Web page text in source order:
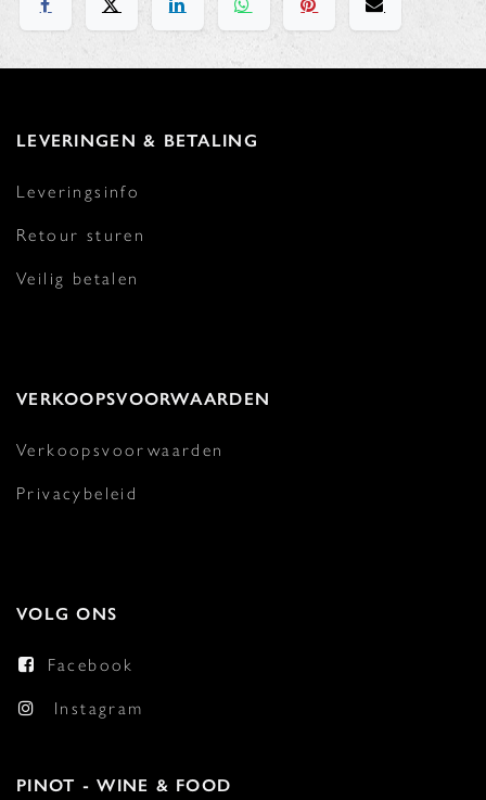
LEVERINGEN & BETALING
Leveringsinfo
Retour sturen
Veilig betalen
VERKOOPSVOORWAARDEN
Verkoopsvoorwaarden
Privacybeleid
VOLG ONS
Facebook
Instagram
PINOT - WINE & FOOD